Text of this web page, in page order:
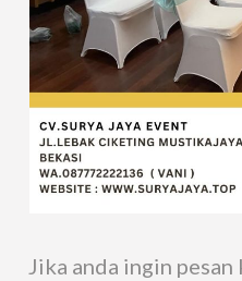
Jika anda ingin